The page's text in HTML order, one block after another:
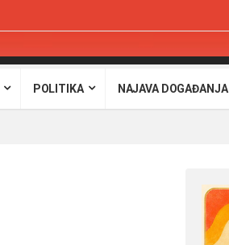
POLITIKA NAJAVA DOGAĐANJA